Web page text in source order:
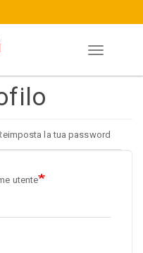
Toggle
la tua password
utente